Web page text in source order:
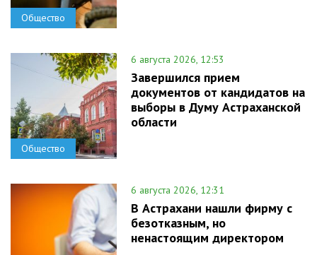
Общество
Общество
6 августа 2026, 12:53
Завершился прием
документов от кандидатов на
выборы в Думу Астраханской
области
6 августа 2026, 12:31
В Астрахани нашли фирму с
безотказным, но
ненастоящим директором